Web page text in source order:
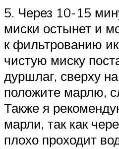
5. Через 10-15
миски остынет и
к фильтрованию
чистую миску
дуршлаг, сверху
положите марлю,
Также я
марли, так как
плохо проходит